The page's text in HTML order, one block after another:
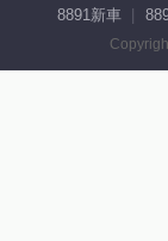
8891新車